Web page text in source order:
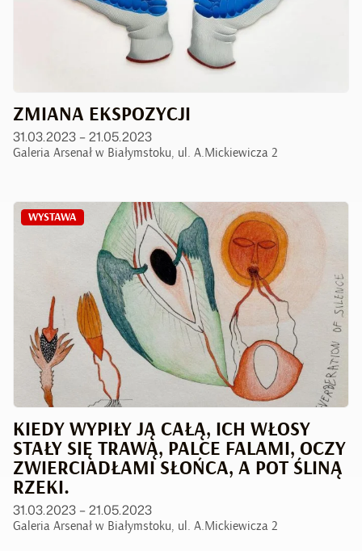
ZMIANA EKSPOZYCJI
31.03.2023 – 21.05.2023
Galeria Arsenał w Białymstoku, ul. A.Mickiewicza 2
WYSTAWA
KIEDY WYPIŁY JĄ CAŁĄ, ICH WŁOSY
STAŁY SIĘ TRAWĄ, PALCE FALAMI, OCZY
ZWIERCIADŁAMI SŁOŃCA, A POT ŚLINĄ
RZEKI.
31.03.2023 – 21.05.2023
Galeria Arsenał w Białymstoku, ul. A.Mickiewicza 2